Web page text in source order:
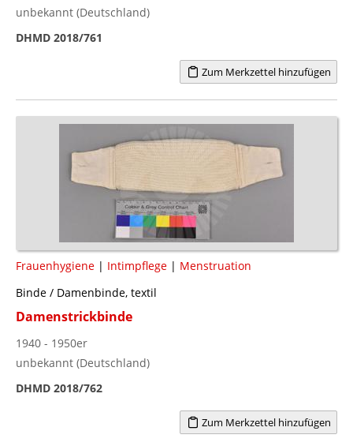
unbekannt (Deutschland)
DHMD 2018/761
Zum Merkzettel hinzufügen
Frauenhygiene | Intimpflege | Menstruation
Binde / Damenbinde, textil
Damenstrickbinde
1940 - 1950er
unbekannt (Deutschland)
DHMD 2018/762
Zum Merkzettel hinzufügen